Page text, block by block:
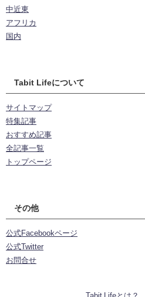
中近東
アフリカ
国内
Tabit Lifeについて
サイトマップ
特集記事
おすすめ記事
全記事一覧
トップページ
その他
公式Facebookページ
公式Twitter
お問合せ